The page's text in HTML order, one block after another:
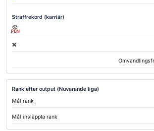
Straffrekord (karriär)
PEN
Rank efter output (Nuvarande liga)
Mål rank
Mål insläppta rank